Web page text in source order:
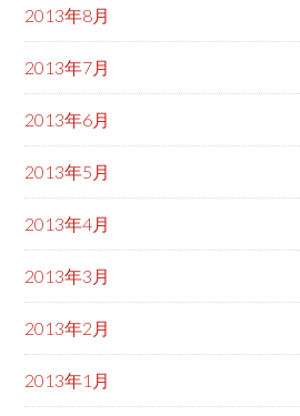
2013年8月
2013年7月
2013年6月
2013年5月
2013年4月
2013年3月
2013年2月
2013年1月